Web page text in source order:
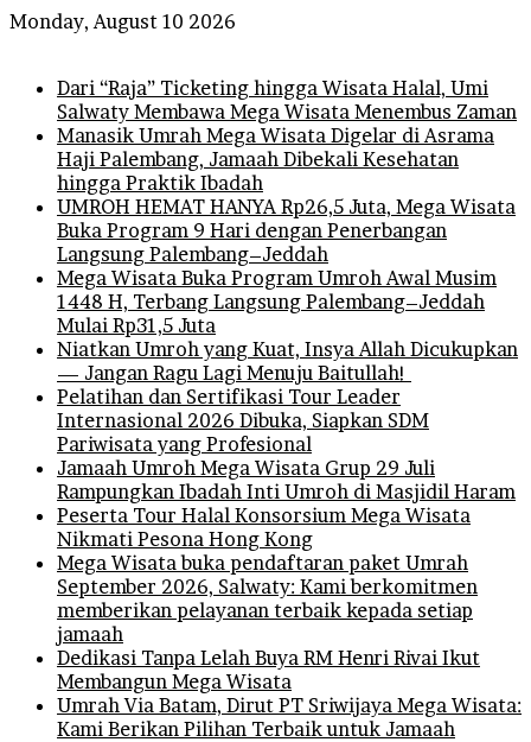
Monday, August 10 2026
Dari “Raja” Ticketing hingga Wisata Halal, Umi
Salwaty Membawa Mega Wisata Menembus Zaman
Manasik Umrah Mega Wisata Digelar di Asrama
Haji Palembang, Jamaah Dibekali Kesehatan
hingga Praktik Ibadah
UMROH HEMAT HANYA Rp26,5 Juta, Mega Wisata
Buka Program 9 Hari dengan Penerbangan
Langsung Palembang–Jeddah
Mega Wisata Buka Program Umroh Awal Musim
1448 H, Terbang Langsung Palembang–Jeddah
Mulai Rp31,5 Juta
Niatkan Umroh yang Kuat, Insya Allah Dicukupkan
— Jangan Ragu Lagi Menuju Baitullah!
Pelatihan dan Sertifikasi Tour Leader
Internasional 2026 Dibuka, Siapkan SDM
Pariwisata yang Profesional
Jamaah Umroh Mega Wisata Grup 29 Juli
Rampungkan Ibadah Inti Umroh di Masjidil Haram
Peserta Tour Halal Konsorsium Mega Wisata
Nikmati Pesona Hong Kong
Mega Wisata buka pendaftaran paket Umrah
September 2026, Salwaty: Kami berkomitmen
memberikan pelayanan terbaik kepada setiap
jamaah
Dedikasi Tanpa Lelah Buya RM Henri Rivai Ikut
Membangun Mega Wisata
Umrah Via Batam, Dirut PT Sriwijaya Mega Wisata:
Kami Berikan Pilihan Terbaik untuk Jamaah